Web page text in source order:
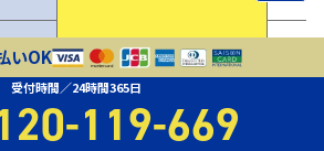
自動車保険適用なら
場合）
よる
いOK
受付時間／24時間365日
119-669